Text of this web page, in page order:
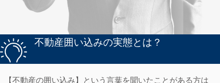
不動産囲い込みの実態とは？
【不動産の囲い込み】という言葉を聞いたことがある方は